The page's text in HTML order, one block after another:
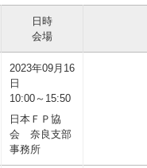
日時
会場
2023年09月16
日
10:00～15:50
日本ＦＰ協
会 奈良支部
事務所